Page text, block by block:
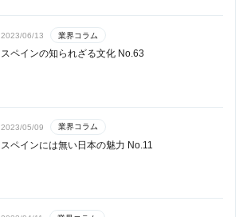
2023/06/13 業界コラム
スペインの知られざる文化 No.63
2023/05/09 業界コラム
スペインには無い日本の魅力 No.11